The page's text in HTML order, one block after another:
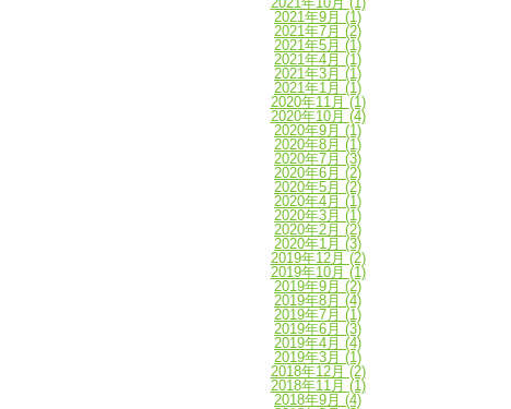
2021年9月 (1)
2021年7月 (2)
2021年5月 (1)
2021年4月 (1)
2021年3月 (1)
2021年1月 (1)
2020年11月 (1)
2020年10月 (4)
2020年9月 (1)
2020年8月 (1)
2020年7月 (3)
2020年6月 (2)
2020年5月 (2)
2020年4月 (1)
2020年3月 (1)
2020年2月 (2)
2020年1月 (3)
2019年12月 (2)
2019年10月 (1)
2019年9月 (2)
2019年8月 (4)
2019年7月 (1)
2019年6月 (3)
2019年4月 (4)
2019年3月 (1)
2018年12月 (2)
2018年11月 (1)
2018年9月 (4)